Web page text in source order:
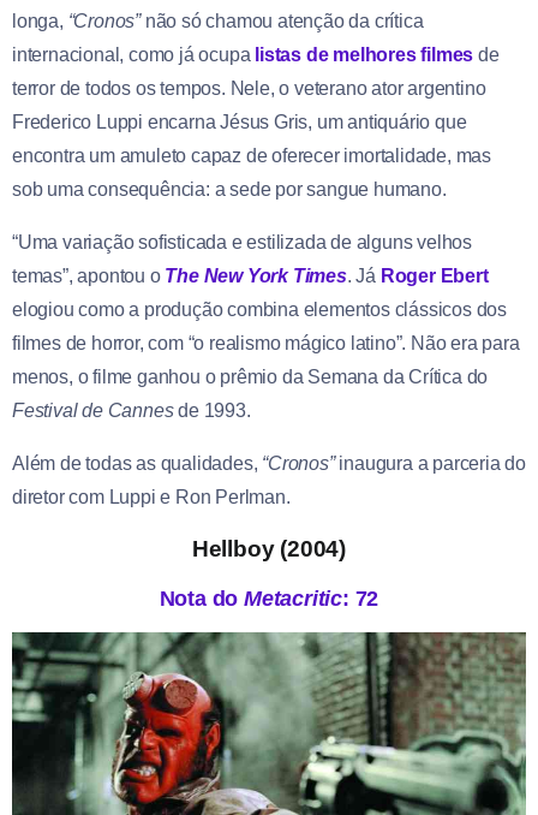
longa, “Cronos” não só chamou atenção da crítica
internacional, como já ocupa listas de melhores filmes de
terror de todos os tempos. Nele, o veterano ator argentino
Frederico Luppi encarna Jésus Gris, um antiquário que
encontra um amuleto capaz de oferecer imortalidade, mas
sob uma consequência: a sede por sangue humano.
“Uma variação sofisticada e estilizada de alguns velhos
temas”, apontou o The New York Times. Já Roger Ebert
elogiou como a produção combina elementos clássicos dos
filmes de horror, com “o realismo mágico latino”. Não era para
menos, o filme ganhou o prêmio da Semana da Crítica do
Festival de Cannesde 1993.
Além de todas as qualidades, “Cronos”inaugura a parceria do
diretor com Luppi e Ron Perlman.
Hellboy (2004)
Nota doMetacritic: 72